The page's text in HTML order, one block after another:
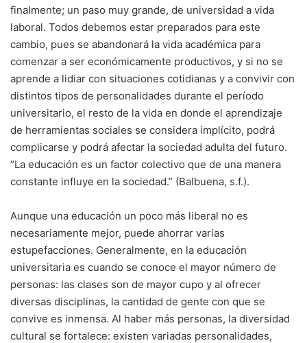
finalmente; un paso muy grande, de universidad a vida
laboral. Todos debemos estar preparados para este
cambio, pues se abandonará la vida académica para
comenzar a ser económicamente productivos, y si no se
aprende a lidiar con situaciones cotidianas y a convivir con
distintos tipos de personalidades durante el período
universitario, el resto de la vida en donde el aprendizaje
de herramientas sociales se considera implícito, podrá
complicarse y podrá afectar la sociedad adulta del futuro.
“La educación es un factor colectivo que de una manera
constante influye en la sociedad.” (Balbuena, s.f.).
Aunque una educación un poco más liberal no es
necesariamente mejor, puede ahorrar varias
estupefacciones. Generalmente, en la educación
universitaria es cuando se conoce el mayor número de
personas: las clases son de mayor cupo y al ofrecer
diversas disciplinas, la cantidad de gente con que se
convive es inmensa. Al haber más personas, la diversidad
cultural se fortalece: existen variadas personalidades,